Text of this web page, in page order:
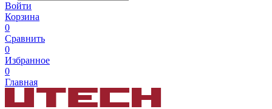
Войти
Корзина
0
Сравнить
0
Избранное
0
Главная